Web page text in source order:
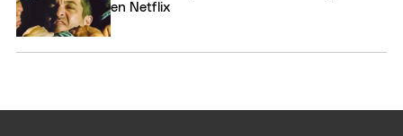
en Netflix